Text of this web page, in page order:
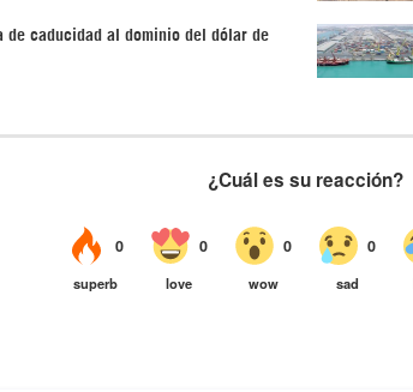
de caducidad al dominio del dólar de